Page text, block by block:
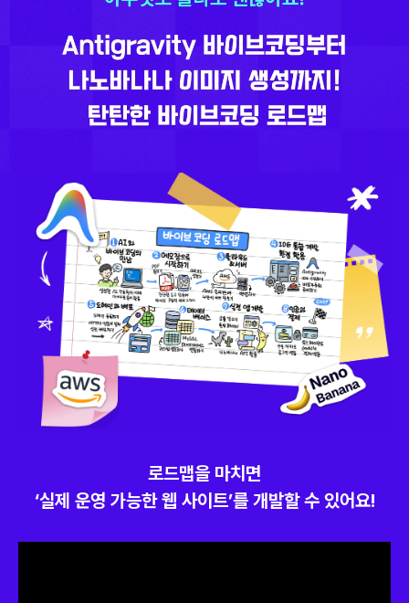
로드맵을 마치면
‘실제 운영 가능한 웹 사이트’를 개발할 수 있어요!